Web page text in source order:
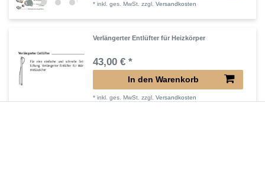
*inkl. ges. MwSt. zzgl.Versandkosten
Verlängerter Entlüfter für Heizkörper
43,00 € *
In den Warenkorb
*inkl. ges. MwSt. zzgl.Versandkosten